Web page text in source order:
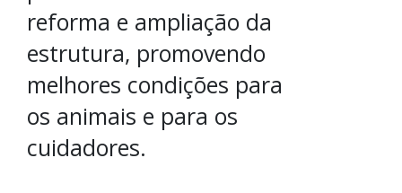
reforma e ampliação da
estrutura, promovendo
melhores condições para
os animais e para os
cuidadores.